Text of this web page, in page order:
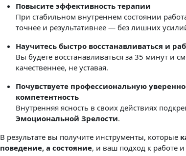
Повысите эффективность терапии
При стабильном внутреннем состоянии
точнее и результативнее — без лишних
Научитесь быстро восстанавливаться и
Вы будете восстанавливаться за 35 минут и
качественнее, не уставая.
Почувствуете профессиональную
компетентность
Внутренняя ясность в своих действиях
Эмоциональной Зрелости.
В результате вы получите инструменты, которые
поведение, а состояние, и ваш подход к работе